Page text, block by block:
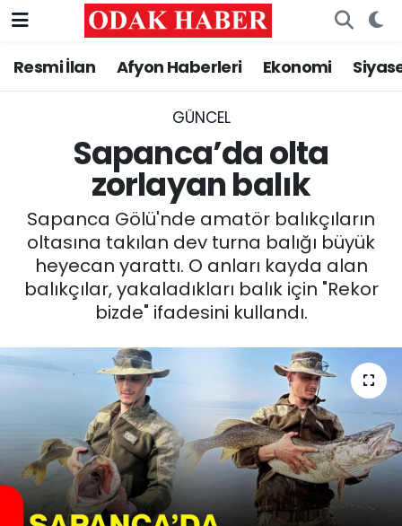
Resmi İlan Afyon Haberleri Ekonomi
GÜNCEL
Sapanca’da olta
zorlayan balık
Sapanca Gölü'nde amatör balıkçıların
oltasına takılan dev turna balığı büyük
heyecan yarattı. O anları kayda alan
balıkçılar, yakaladıkları balık için "Rekor
bizde" ifadesini kullandı.
AFYONKARAHİSAR HABERLERİ
ASAYİŞ
SİYASET
EĞİTİM
MAGAZİN
SPOR
11:11 MANŞET
Nöbetçi Eczaneler
Trafik Durumu
Süper Lig Puan Durumu ve Fikstür
Tüm Manşetler
Son Dakika Haberleri
Haber Arşivi